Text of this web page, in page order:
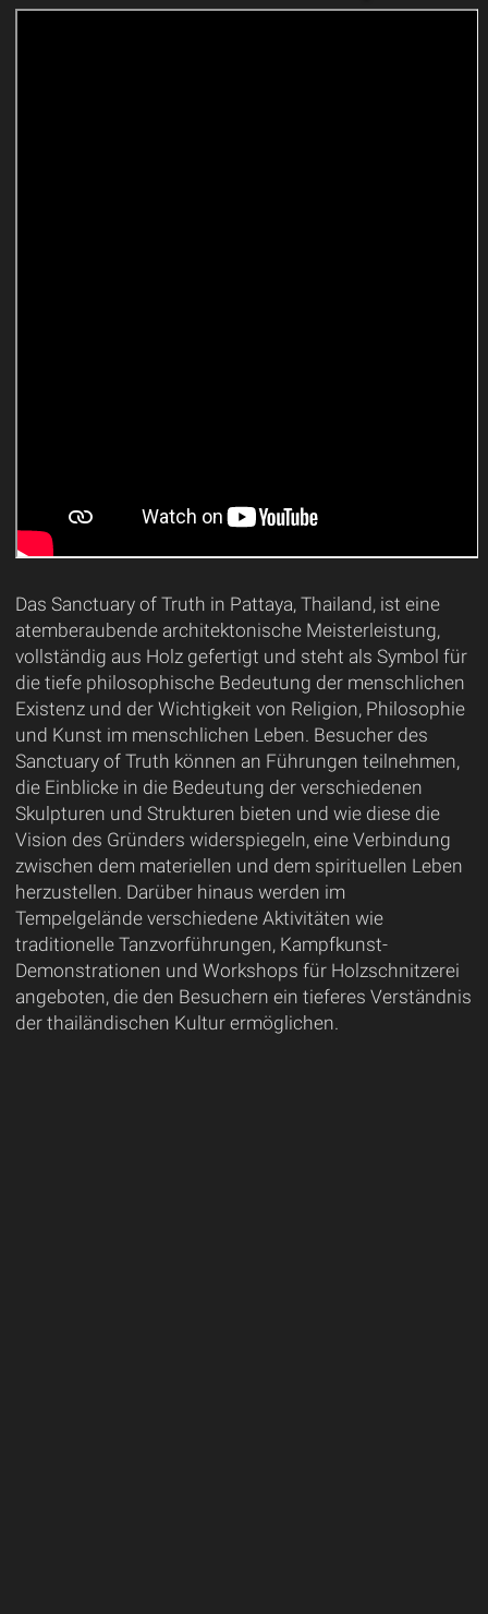
Das Sanctuary of Truth in Pattaya, Thailand, ist eine
atemberaubende architektonische Meisterleistung,
vollständig aus Holz gefertigt und steht als Symbol für
die tiefe philosophische Bedeutung der menschlichen
Existenz und der Wichtigkeit von Religion, Philosophie
und Kunst im menschlichen Leben. Besucher des
Sanctuary of Truth können an Führungen teilnehmen,
die Einblicke in die Bedeutung der verschiedenen
Skulpturen und Strukturen bieten und wie diese die
Vision des Gründers widerspiegeln, eine Verbindung
zwischen dem materiellen und dem spirituellen Leben
herzustellen. Darüber hinaus werden im
Tempelgelände verschiedene Aktivitäten wie
traditionelle Tanzvorführungen, Kampfkunst-
Demonstrationen und Workshops für Holzschnitzerei
angeboten, die den Besuchern ein tieferes Verständnis
der thailändischen Kultur ermöglichen.